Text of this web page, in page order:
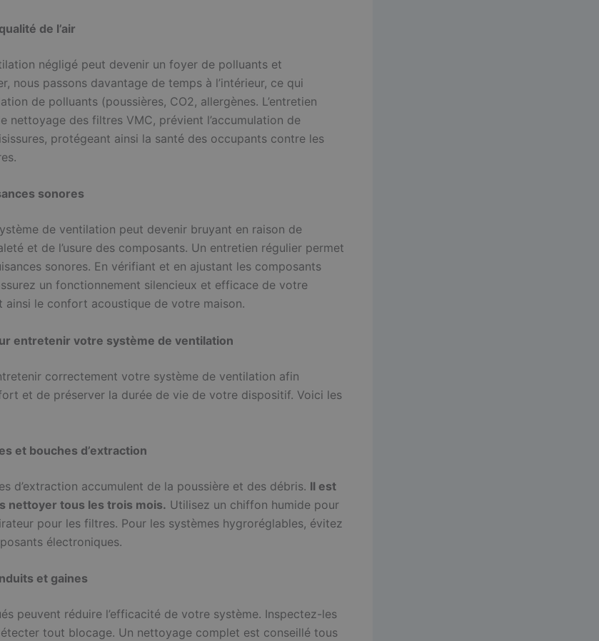
de l’air
négligé peut devenir un foyer de polluants et
nous passons davantage de temps à l’intérieur, ce qui
de polluants (poussières, CO2, allergènes. L’entretien
nettoyage des filtres VMC, prévient l’accumulation de
protégeant ainsi la santé des occupants contre les
sonores
de ventilation peut devenir bruyant en raison de
et de l’usure des composants. Un entretien régulier permet
sonores. En vérifiant et en ajustant les composants
un fonctionnement silencieux et efficace de votre
ainsi le confort acoustique de votre maison.
entretenir votre système de ventilation
correctement votre système de ventilation afin
et de préserver la durée de vie de votre dispositif. Voici les
et bouches d’extraction
d’extraction accumulent de la poussière et des débris. Il est
nettoyer tous les trois mois. Utilisez un chiffon humide pour
pour les filtres. Pour les systèmes hygroréglables, évitez
électroniques.
et gaines
peuvent réduire l’efficacité de votre système. Inspectez-les
tout blocage. Un nettoyage complet est conseillé tous